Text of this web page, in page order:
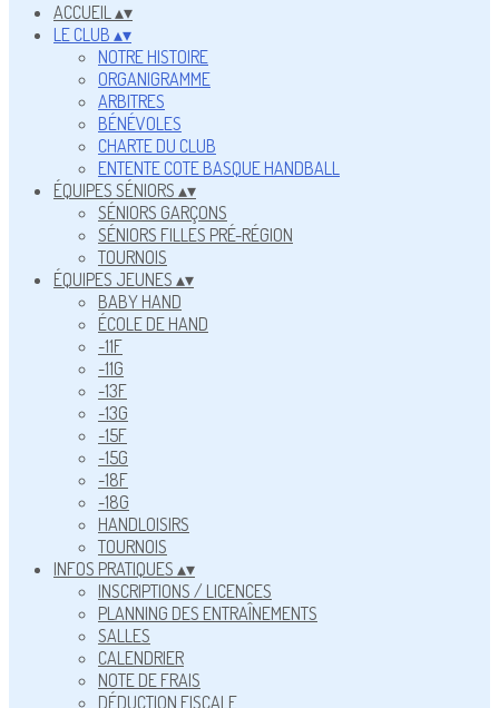
ACCUEIL▴▾
LE CLUB ▴▾
NOTRE HISTOIRE
ORGANIGRAMME
ARBITRES
BÉNÉVOLES
CHARTE DU CLUB
ENTENTE COTE BASQUE HANDBALL
ÉQUIPES SÉNIORS ▴▾
SÉNIORS GARÇONS
SÉNIORS FILLES PRÉ-RÉGION
TOURNOIS
ÉQUIPES JEUNES ▴▾
BABY HAND
ÉCOLE DE HAND
-11F
-11G
-13F
-13G
-15F
-15G
-18F
-18G
HANDLOISIRS
TOURNOIS
INFOS PRATIQUES ▴▾
INSCRIPTIONS / LICENCES
PLANNING DES ENTRAÎNEMENTS
SALLES
CALENDRIER
NOTE DE FRAIS
DÉDUCTION FISCALE